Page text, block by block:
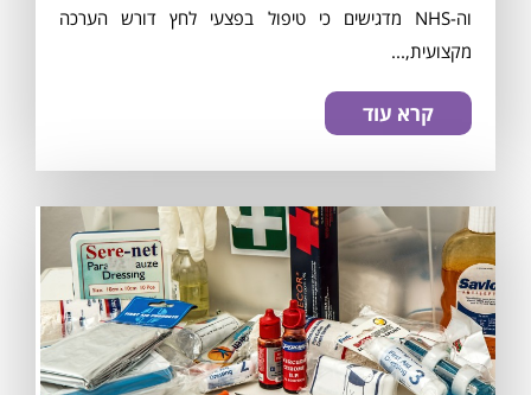
וה-NHS מדגישים כי טיפול בפצעי לחץ דורש הערכה
מקצועית,...
קרא עוד